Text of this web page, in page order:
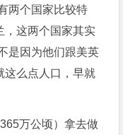
两个国家比较特
，这两个国家其实
是因为他们跟美英
这么点人口，早就
万公顷）拿去做